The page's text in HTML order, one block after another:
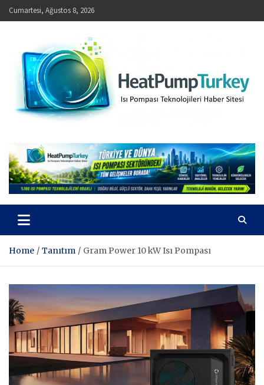
Skip
to
Cumartesi, Ağustos 8, 2026
Home Tanıtım Gram Power 10 kW Isı Pompası